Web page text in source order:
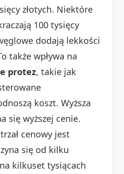
złotych. Niektóre
100 tysięcy
dodają lekkości
także wpływa na
protez, takie jak
koszt. Wyższa
się wyższej cenie.
cenowy jest
się od kilku
kilkuset tysiącach